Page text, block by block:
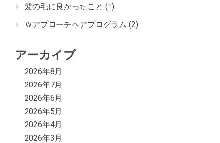
髪の毛に良かったこと (1)
Ｗアプローチヘアプログラム (2)
アーカイブ
2026年8月
2026年7月
2026年6月
2026年5月
2026年4月
2026年3月